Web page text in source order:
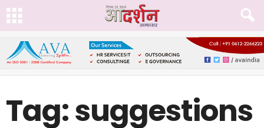
Tag: suggestions